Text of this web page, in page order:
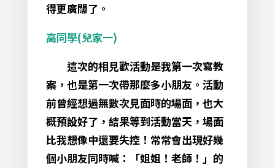
得更廣闊了。
高同學(兒家一)
這次的相見歡活動是我第一次寫教
案，也是第一次帶那麼多小朋友。活動
前曾經想過無數次見面時的場面，也大
概預設好了，結果等到活動當天，場面
比我想像中還要失控！常常會出現好幾
個小朋友同時喊：「姐姐！老師！」的